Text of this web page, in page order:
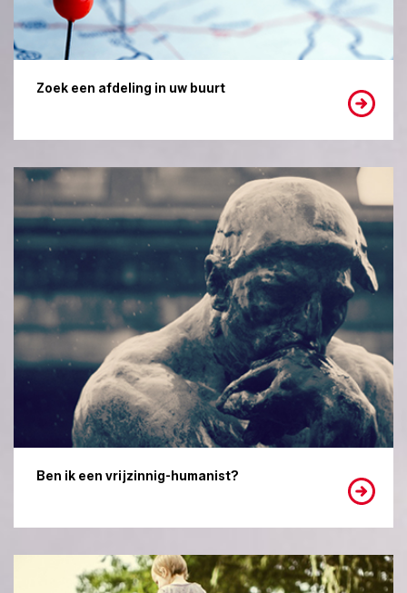
Zoek een afdeling in uw buurt
Ben ik een vrijzinnig-humanist?